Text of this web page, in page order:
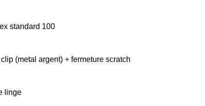
standard 100
(metal argent) + fermeture scratch
linge